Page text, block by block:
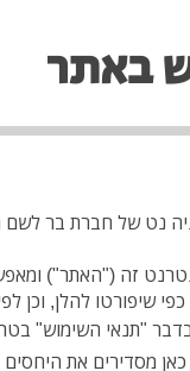
באתר
נט של חברת בר
זה ("האתר")
שיפורטו להלן, וכן
בדבר "תנאי השימוש"
מסדירים את